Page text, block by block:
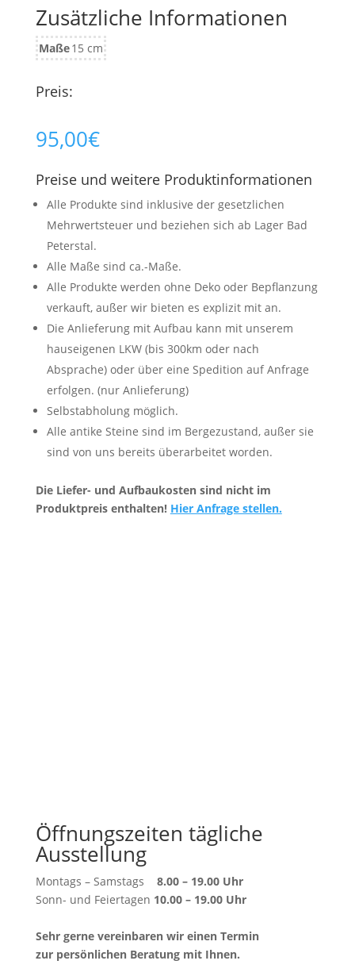
Zusätzliche Informationen
Maße15 cm
Preis:
95,00€
Preise und weitere Produktinformationen
Alle Produkte sind inklusive der gesetzlichen
Mehrwertsteuer und beziehen sich ab Lager Bad
Peterstal.
Alle Maße sind ca.-Maße.
Alle Produkte werden ohne Deko oder Bepflanzung
verkauft, außer wir bieten es explizit mit an.
Die Anlieferung mit Aufbau kann mit unserem
hauseigenen LKW (bis 300km oder nach
Absprache) oder über eine Spedition auf Anfrage
erfolgen. (nur Anlieferung)
Selbstabholung möglich.
Alle antike Steine sind im Bergezustand, außer sie
sind von uns bereits überarbeitet worden.
Die Liefer- und Aufbaukosten sind nicht im
Produktpreis enthalten! Hier Anfrage stellen.
Öffnungszeiten tägliche
Ausstellung
Montags – Samstags 8.00 – 19.00 Uhr
Sonn- und Feiertagen 10.00 – 19.00 Uhr
Sehr gerne vereinbaren wir einen Termin
zur persönlichen Beratung mit Ihnen.